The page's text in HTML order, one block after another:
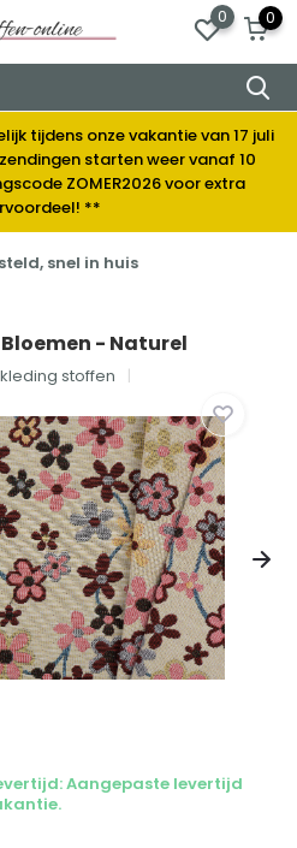
0 0
tijdens onze vakantie van 17 juli
starten weer vanaf 10
ZOMER2026 voor extra
**
nieuwe stoffen
- Naturel
stoffen
Aangepaste levertijd